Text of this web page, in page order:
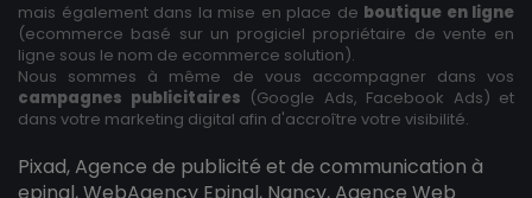
mais également dans la mise en place de boutique en ligne
(ecommerce basé sur un progiciel propriétaire de vente en
ligne sous le nom de ecommerce solution).
Nous sommes à même de vous accompagner dans vos
campagnes publicitaires (Google Ads, Facebook Ads) et
dans votre marketing digital afin d'accroître votre visibilité.
Pixad, Agence de publicité et de communication à